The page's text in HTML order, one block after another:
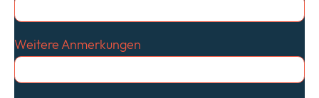
Weitere Anmerkungen